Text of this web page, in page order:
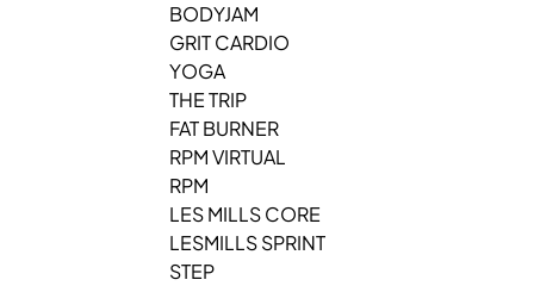
BODYJAM
GRIT CARDIO
YOGA
THE TRIP
FAT BURNER
RPM VIRTUAL
RPM
LES MILLS CORE
LESMILLS SPRINT
STEP